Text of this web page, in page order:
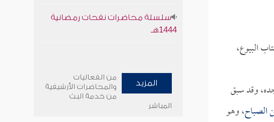
البيوع،
وقد سبق
الصباح، وهو
سلسلة محاضرات نفحات رمضانية
1444هـ
المزيد
من الفعاليات
والمحاضرات الأرشيفية
من خدمة البث
المباشر